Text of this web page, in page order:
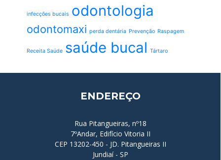
infecções bucais odontologia
odontomaxi perda dentária Prevenção Raspagem
Receita Saúde saúde bucal Tártaro
ENDEREÇO
Rua Pitangueiras, nº18
7ºAndar, Edifício Vitoria II
CEP 13202-450 - JD. Pitangueiras II
Jundiaí - SP